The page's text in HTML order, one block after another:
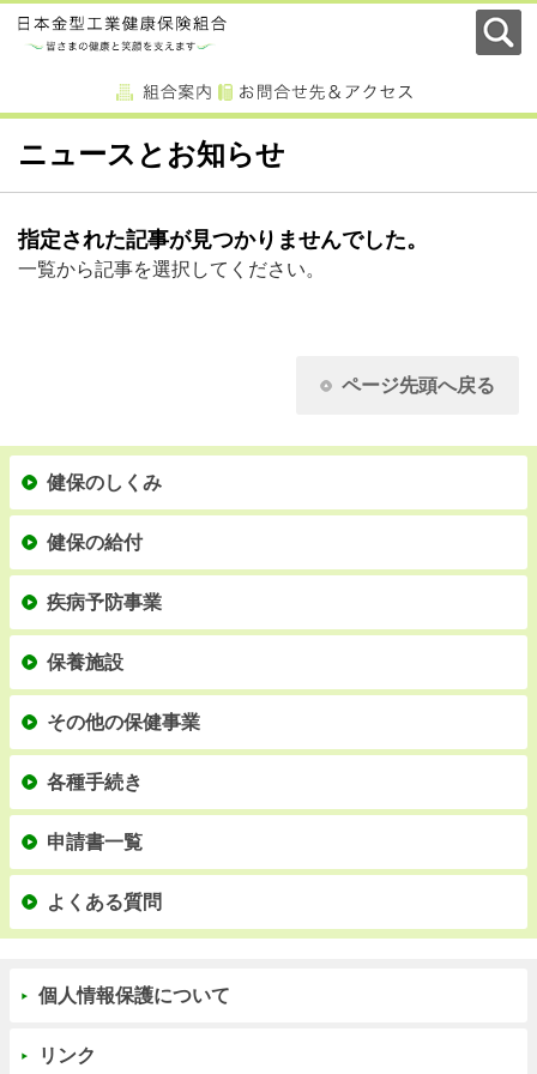
ニュースとお知らせ
指定された記事が見つかりませんでした。
一覧から記事を選択してください。
ページ先頭へ戻る
健保のしくみ
健保の給付
疾病予防事業
保養施設
その他の保健事業
各種手続き
申請書一覧
よくある質問
個人情報保護について
リンク